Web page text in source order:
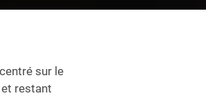
sur le
restant